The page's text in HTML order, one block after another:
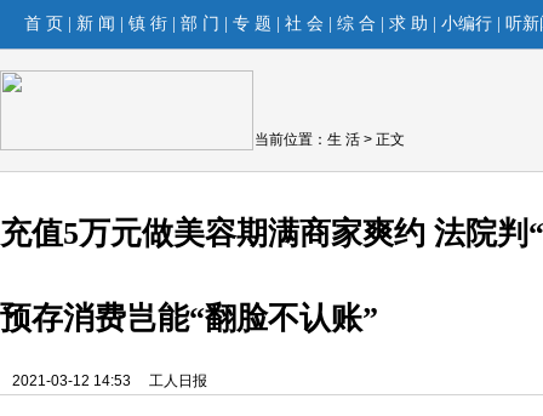
首 页 新 闻 |镇 街 |部 门 |专 题 |社 会 |综 合 |求 助 |小编行 |听新
当前位置： 生 活 > 正文
充值5万元做美容期满商家爽约 法院判
预存消费岂能“翻脸不认账”
2021-03-12 14:53 工人日报